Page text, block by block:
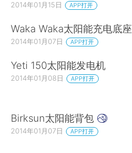
2014年01月15日 APP打开
Waka Waka太阳能充电底座
2014年01月07日 APP打开
Yeti 150太阳能发电机
2014年01月08日 APP打开
Birksun太阳能背包
2014年01月07日 APP打开